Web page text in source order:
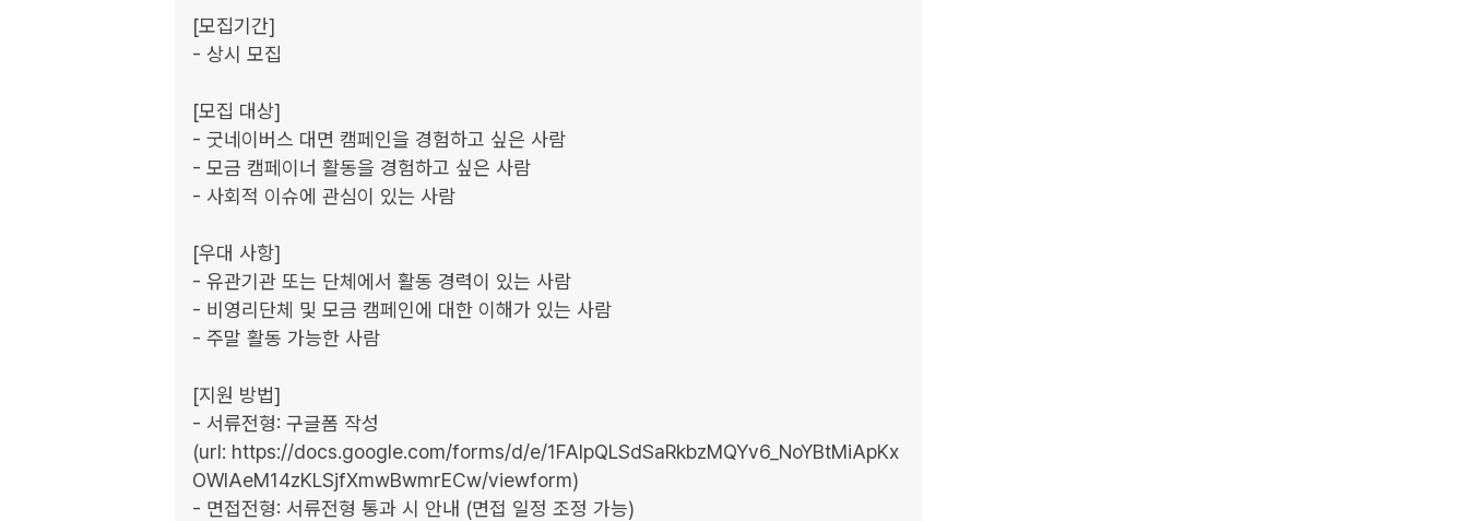
[모집기간]
- 상시 모집
[모집 대상]
- 굿네이버스 대면 캠페인을 경험하고 싶은 사람
- 모금 캠페이너 활동을 경험하고 싶은 사람
- 사회적 이슈에 관심이 있는 사람
[우대 사항]
- 유관기관 또는 단체에서 활동 경력이 있는 사람
- 비영리단체 및 모금 캠페인에 대한 이해가 있는 사람
- 주말 활동 가능한 사람
[지원 방법]
- 서류전형: 구글폼 작성
(url: https://docs.google.com/forms/d/e/1FAIpQLSdSaRkbzMQYv6_NoYBtMiApKx
OWIAeM14zKLSjfXmwBwmrECw/viewform)
- 면접전형: 서류전형 통과 시 안내 (면접 일정 조정 가능)